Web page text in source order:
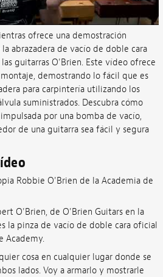
ofrece una demostración
abrazadera de vacío de doble cara
guitarras O'Brien. Este vídeo ofrece
demostrando lo fácil que es
para carpintería utilizando los
suministrados. Descubra cómo
por una bomba de vacío,
de una guitarra sea fácil y segura
Robbie O'Brien de la Academia de
O'Brien, de O'Brien Guitars en la
la pinza de vacío de doble cara oficial
Academy.
cosa en cualquier lugar donde se
lados. Voy a armarlo y mostrarle